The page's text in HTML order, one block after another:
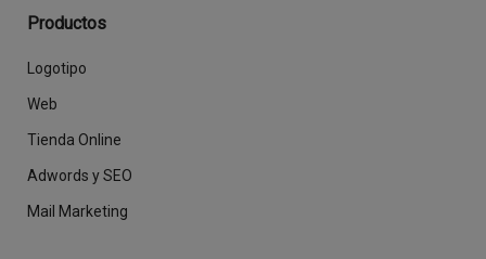
Productos
Logotipo
Web
Tienda Online
Adwords y SEO
Mail Marketing